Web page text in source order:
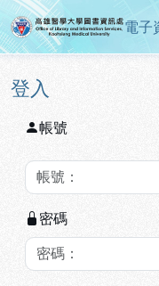
跳到主要內容
:::
高雄醫學大電子
:::
登入
帳號
密碼